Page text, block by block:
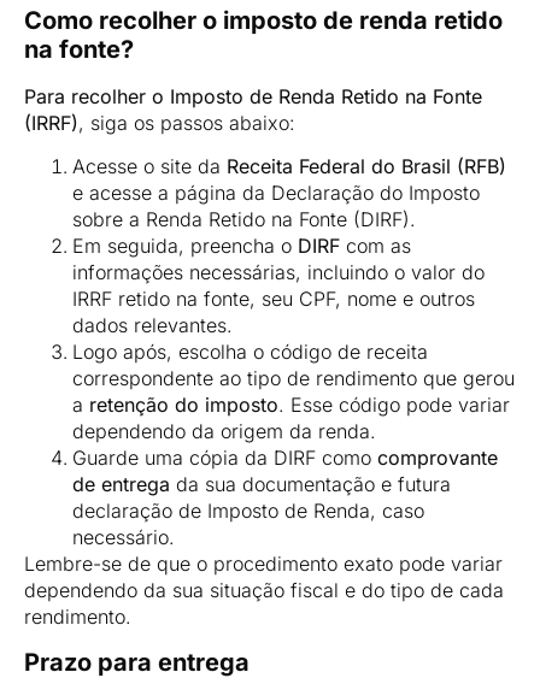
Como recolher o imposto de renda retido
na fonte?
Para recolher o Imposto de Renda Retido na Fonte
(IRRF), siga os passos abaixo:
Acesse o site da Receita Federal do Brasil (RFB)
e acesse a página da Declaração do Imposto
sobre a Renda Retido na Fonte (DIRF).
Em seguida, preencha o DIRF com as
informações necessárias, incluindo o valor do
IRRF retido na fonte, seu CPF, nome e outros
dados relevantes.
Logo após, escolha o código de receita
correspondente ao tipo de rendimento que gerou
a retenção do imposto. Esse código pode variar
dependendo da origem da renda.
Guarde uma cópia da DIRF como comprovante
de entrega da sua documentação e futura
declaração de Imposto de Renda, caso
necessário.
Lembre-se de que o procedimento exato pode variar
dependendo da sua situação fiscal e do tipo de cada
rendimento.
Prazo para entrega